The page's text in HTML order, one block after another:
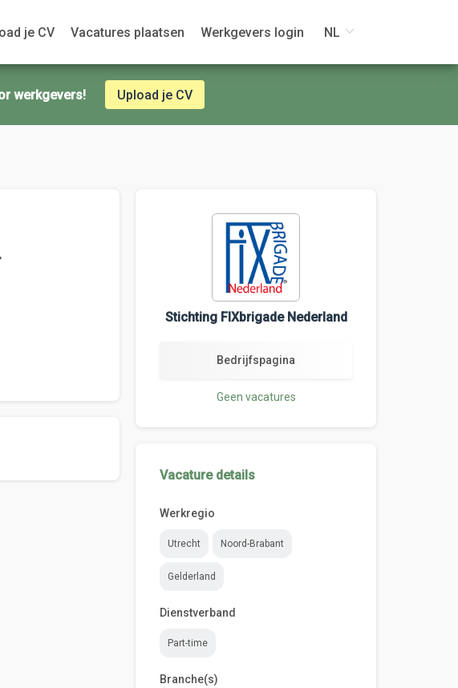
je CV Vacatures plaatsen Werkgevers login NL
werkgevers! Upload je CV
Stichting FIXbrigade Nederland
Bedrijfspagina
Geen vacatures
Vacature details
Werkregio
Utrecht Noord-Brabant
Gelderland
Dienstverband
Part-time
Branche(s)